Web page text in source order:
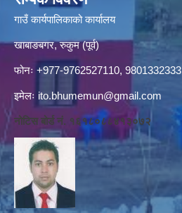
गाउँ कार्यपालिकाको कार्यालय
खाबाङबगर, रुकुम (पूर्व)
फोनः +977-9762527110, 9801332333
इमेलः ito.bhumemun@gmail.com
नोटिस बोर्ड नं. १६१८०८८४१३०७२